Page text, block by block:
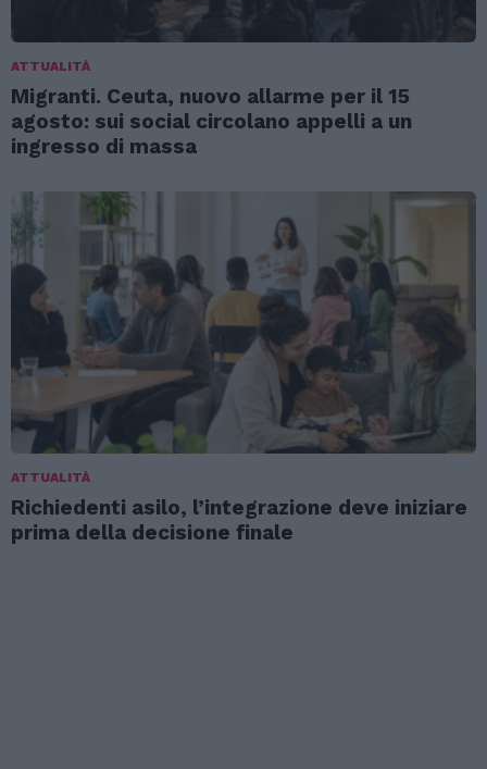
ATTUALITÀ
Migranti. Ceuta, nuovo allarme per il 15
agosto: sui social circolano appelli a un
ingresso di massa
ATTUALITÀ
Richiedenti asilo, l’integrazione deve iniziare
prima della decisione finale